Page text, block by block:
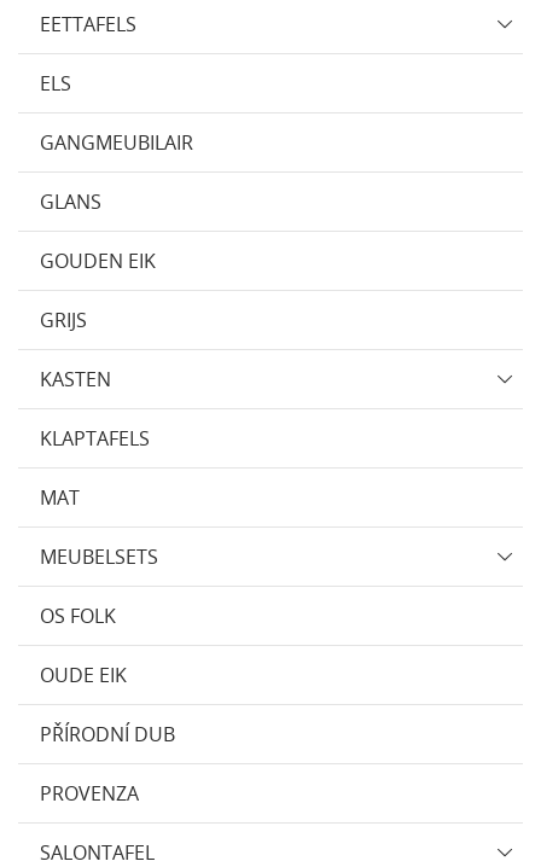
EETTAFELS
ELS
GANGMEUBILAIR
GLANS
GOUDEN EIK
GRIJS
KASTEN
KLAPTAFELS
MAT
MEUBELSETS
OS FOLK
OUDE EIK
PŘÍRODNÍ DUB
PROVENZA
SALONTAFEL